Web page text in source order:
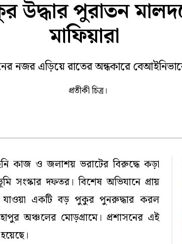
কোচবিহার
উদ্ধার পুরাতন
মাফিয়ারা
নজর এড়িয়ে রাতের অন্ধকারে
প্রতীকী চিত্র।
কাজ ও জলাশয় ভরাটের বিরুদ্ধে কড়া
সংস্কার দফতর। বিশেষ অভিযানে প্রায়
একটি বড় পুকুর পুনরুদ্ধার করল
অঞ্চলের মোড়গ্রামে। প্রশাসনের এই